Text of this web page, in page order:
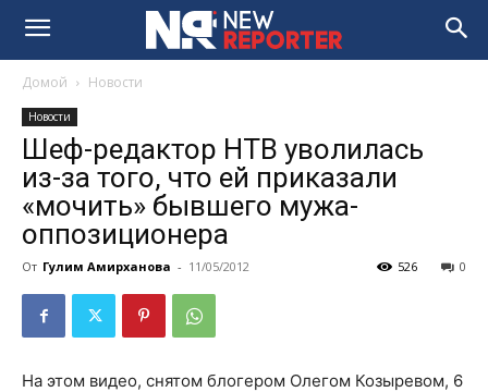
Домой Новости
Новости
Шеф-редактор НТВ уволилась
из-за того, что ей приказали
«мочить» бывшего мужа-
оппозиционера
От Гулим Амирханова - 11/05/2012 0
526
На этом видео, снятом блогером Олегом Козыревом, 6